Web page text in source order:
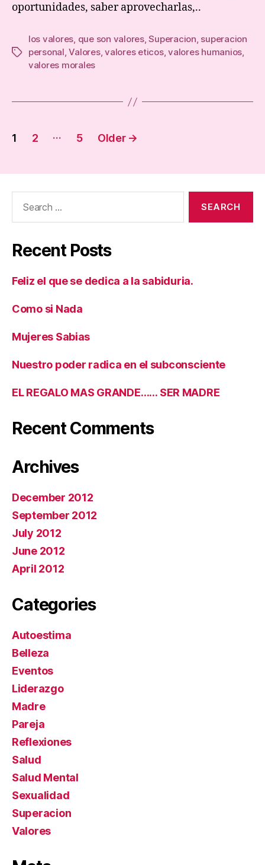
oportunidades, saber aprovecharlas,..
Tags
los valores, que son valores,Superacion, superacion
personal,Valores,valores eticos,valores humanios,
valores morales
Posts
1 2 … 5 Older →
Recent Posts
Feliz el que se dedica a la sabiduria.
Como si Nada
Mujeres Sabias
Nuestro poder radica en el subconsciente
EL REGALO MAS GRANDE…… SER MADRE
Recent Comments
Archives
December 2012
September 2012
July 2012
June 2012
April 2012
Categories
Autoestima
Belleza
Eventos
Liderazgo
Madre
Pareja
Reflexiones
Salud
Salud Mental
Sexualidad
Superacion
Valores